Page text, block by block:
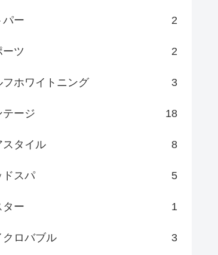
パー 2
ーツ 2
フホワイトニング 3
テージ 18
スタイル 8
ドスパ 5
ター 1
クロバブル 3